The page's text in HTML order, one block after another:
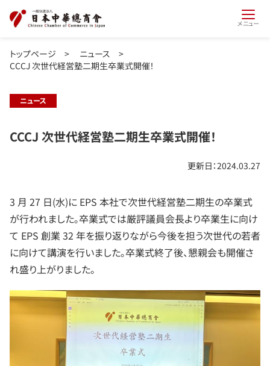
メニュー
トップページ > ニュース >
CCCJ 次世代経営塾二期生卒業式開催！
ニュース
CCCJ 次世代経営塾二期生卒業式開催！
更新日：2024.03.27
3 月 27 日(水)に EPS 本社で次世代経営塾二期生の卒業式
が行われました。卒業式では厳評議員会長より卒業生に向け
て EPS 創業 32 年を振り返りながら今後を担う次世代の若者
に向けて講演を行いました。卒業式終了後、懇親会も開催さ
れ盛り上がりました。